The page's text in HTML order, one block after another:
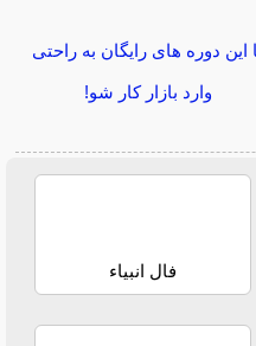
این دوره های رایگان به راحتی
وارد بازار کار شو!
فال انبیاء